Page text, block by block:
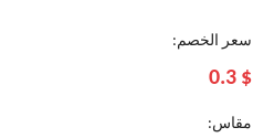
سعر الخصم:
$
0.3
مقاس: